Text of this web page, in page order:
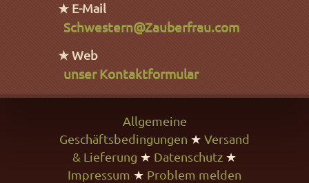
★ E-Mail
Schwestern@Zauberfrau.com
★ Web
unser Kontaktformular
Allgemeine
Geschäftsbedingungen ★ Versand
& Lieferung ★ Datenschutz ★
Impressum ★ Problem melden